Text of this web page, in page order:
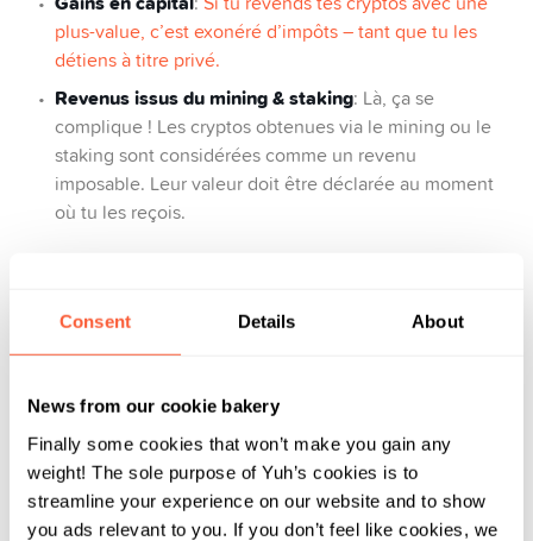
Consent Details About
News from our cookie bakery
Finally some cookies that won’t make you gain any
weight! The sole purpose of Yuh’s cookies is to
streamline your experience on our website and to show
you ads relevant to you. If you don’t feel like cookies, we
plus-value, c’est exonéré d’impôts – tant que tu les
détiens à titre privé.
Revenus issus du mining & staking: Là, ça se
complique ! Les cryptos obtenues via le mining ou le
staking sont considérées comme un revenu
imposable. Leur valeur doit être déclarée au moment
où tu les reçois.
Impôt sur la fortune
: Tes cryptos sont taxées comme
un actif et doivent être déclarées sous «Autres avoirs»
leur valeur de marché au 31 décembre.
💡Astuce: Pour prouver ton solde, utilise ton relevé
fiscal de banque ou un screenshot de ton portefeuille au
31 décembre.